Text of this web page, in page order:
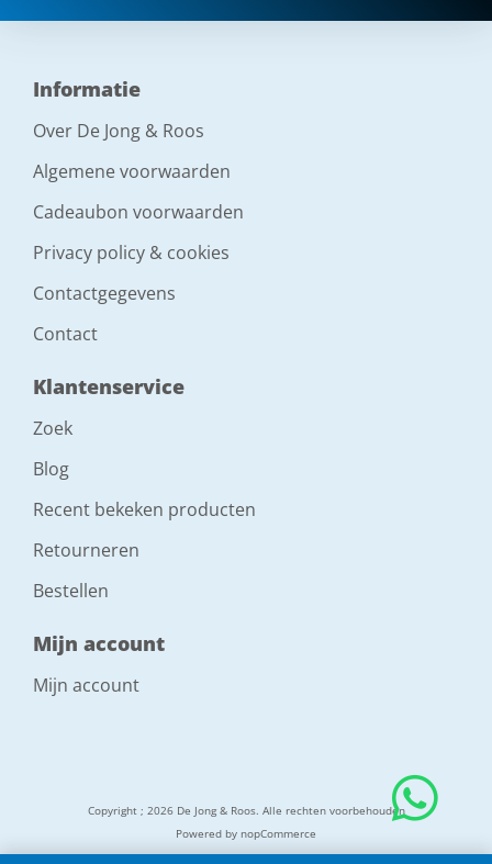
Informatie
Over De Jong & Roos
Algemene voorwaarden
Cadeaubon voorwaarden
Privacy policy & cookies
Contactgegevens
Contact
Klantenservice
Zoek
Blog
Recent bekeken producten
Retourneren
Bestellen
Mijn account
Mijn account
Copyright ; 2026 De Jong & Roos. Alle rechten voorbehouden
Powered by nopCommerce